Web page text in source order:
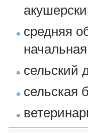
средняя
сельский
сельская